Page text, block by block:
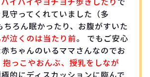
守ってくれていました（多
ちろん眠かったり、お腹がすいた
泣くのは当たり前。 でもご安心
ちゃんのいるママさんなのでお
抱っこやおんぶ、授乳をしなが
的にディスカッションに臨んで